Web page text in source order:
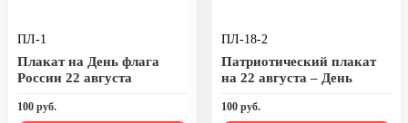
сентября)
День нефтяника (первое воскресенье
сентября)
8 сентября, День танкиста (второе
ПЛ-1
Плакат на День флага
России 22 августа
100 руб.
ПЛ-18-2
Патриотический плакат
на 22 августа – День
100 руб.